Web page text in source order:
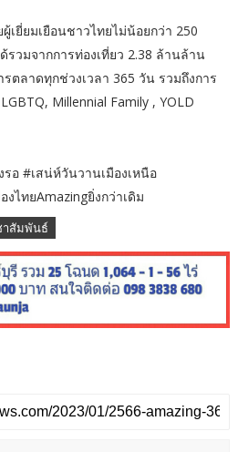
เยี่ยมเยือนชาวไทยไม่น้อยกว่า 250
วมจากการท่องเที่ยว 2.38 ล้านล้าน
ตลาดทุกช่วงเวลา 365 วัน รวมถึงการ
Millennial Family , YOLD
อ #เสน่ห์วันวานเมืองเหนือ
ไทยAmazingยิ่งกว่าเดิม
าสัมพันธ์